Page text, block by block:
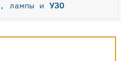
, лампы и УЗО